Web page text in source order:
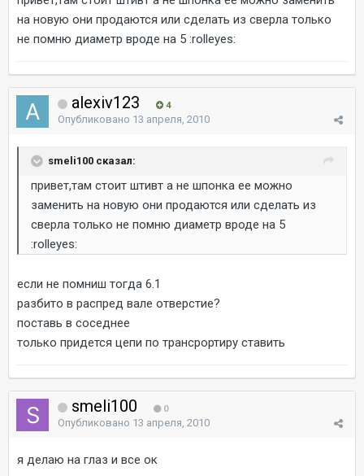
на новую они продаются или сделать из сверла только
не помню диаметр вроде на 5 :rolleyes:
alexiv123 4
Опубликовано 13 апреля, 2010
smeli100 сказал:
привет,там стоит штивт а не шпонка ее можно
заменить на новую они продаются или сделать из
сверла только не помню диаметр вроде на 5
:rolleyes:
если не помниш тогда 6.1
разбито в распред вале отверстие?
поставь в соседнее
только придется цепи по трансрортиру ставить
smeli100 0
Опубликовано 13 апреля, 2010
я делаю на глаз и все ок